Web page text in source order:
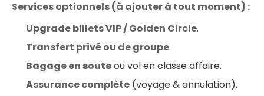
Services optionnels (à ajouter à tout moment) :
Upgrade billets VIP / Golden Circle.
Transfert privé ou de groupe.
Bagage en soute ou vol en classe affaire.
Assurance complète (voyage & annulation).